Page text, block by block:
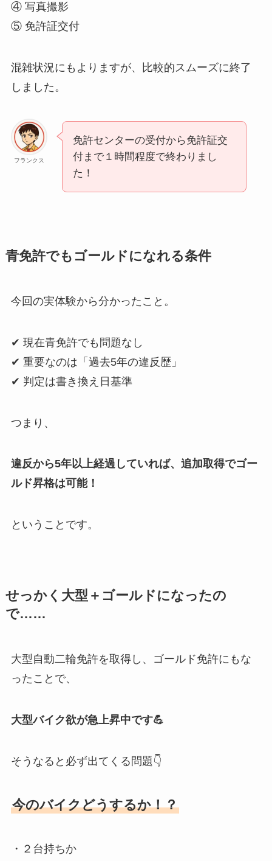
④ 写真撮影
⑤ 免許証交付
混雑状況にもよりますが、比較的スムーズに終了
しました。
フランクス
免許センターの受付から免許証交
付まで１時間程度で終わりまし
た！
青免許でもゴールドになれる条件
今回の実体験から分かったこと。
✔ 現在青免許でも問題なし
✔ 重要なのは「過去5年の違反歴」
✔ 判定は書き換え日基準
つまり、
違反から5年以上経過していれば、追加取得でゴー
ルド昇格は可能！
ということです。
せっかく大型＋ゴールドになったの
で……
大型自動二輪免許を取得し、ゴールド免許にもな
ったことで、
大型バイク欲が急上昇中です💪
そうなると必ず出てくる問題👇
今のバイクどうするか！？
・２台持ちか